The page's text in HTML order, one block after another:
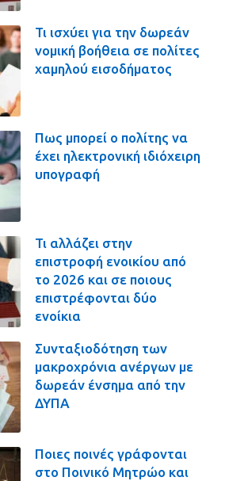
Τι ισχύει για την δωρεάν
νομική βοήθεια σε πολίτες
χαμηλού εισοδήματος
Πως μπορεί ο πολίτης να
έχει ηλεκτρονική ιδιόχειρη
υπογραφή
Τι αλλάζει στην
επιστροφή ενοικίου από
το 2026 και σε ποιους
επιστρέφονται δύο
ενοίκια
Συνταξιοδότηση των
μακροχρόνια ανέργων με
δωρεάν ένσημα από την
ΔΥΠΑ
Ποιες ποινές γράφονται
στο Ποινικό Μητρώο και